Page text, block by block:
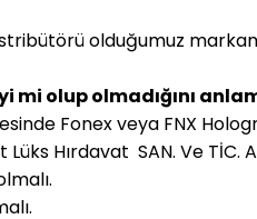
olduğumuz
mi olup olmadığını
Fonex veya FNX
Hırdavat SAN. Ve TİC.